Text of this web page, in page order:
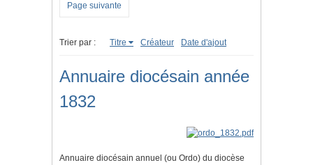
Page suivante
Trier par : Titre Créateur Date d'ajout
Annuaire diocésain année
1832
Annuaire diocésain annuel (ou Ordo) du diocèse